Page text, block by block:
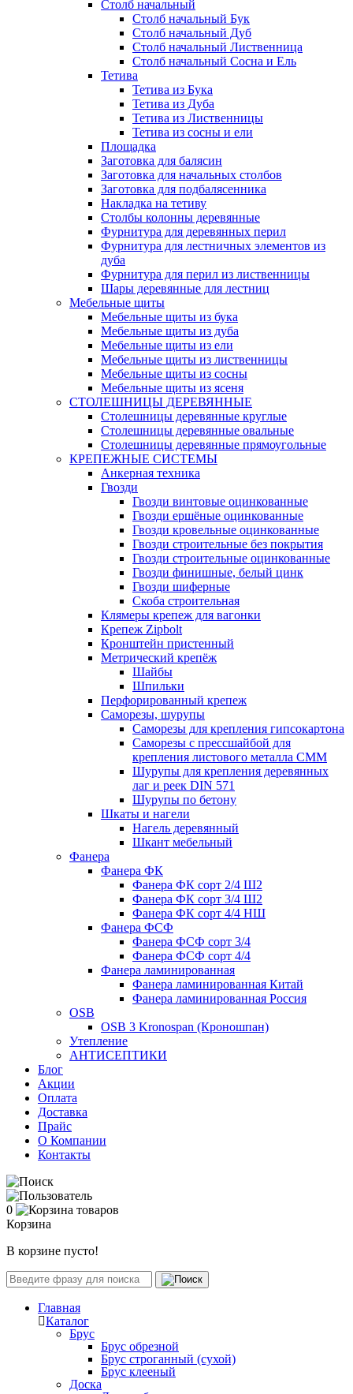
Столб начальный
Столб начальный Бук
Столб начальный Дуб
Столб начальный Лиственница
Столб начальный Сосна и Ель
Тетива
Тетива из Бука
Тетива из Дуба
Тетива из Лиственницы
Тетива из сосны и ели
Площадка
Заготовка для балясин
Заготовка для начальных столбов
Заготовка для подбалясенника
Накладка на тетиву
Столбы колонны деревянные
Фурнитура для деревянных перил
Фурнитура для лестничных элементов из
дуба
Фурнитура для перил из лиственницы
Шары деревянные для лестниц
Мебельные щиты
Мебельные щиты из бука
Мебельные щиты из дуба
Мебельные щиты из ели
Мебельные щиты из лиственницы
Мебельные щиты из сосны
Мебельные щиты из ясеня
СТОЛЕШНИЦЫ ДЕРЕВЯННЫЕ
Столешницы деревянные круглые
Столешницы деревянные овальные
Столешницы деревянные прямоугольные
КРЕПЕЖНЫЕ СИСТЕМЫ
Анкерная техника
Гвозди
Гвозди винтовые оцинкованные
Гвозди ершёные оцинкованные
Гвозди кровельные оцинкованные
Гвозди строительные без покрытия
Гвозди строительные оцинкованные
Гвозди финишные, белый цинк
Гвозди шиферные
Скоба строительная
Клямеры крепеж для вагонки
Крепеж Zipbolt
Кронштейн пристенный
Метрический крепёж
Шайбы
Шпильки
Перфорированный крепеж
Саморезы, шурупы
Саморезы для крепления гипсокартона
Саморезы с прессшайбой для
крепления листового металла СММ
Шурупы для крепления деревянных
лаг и реек DIN 571
Шурупы по бетону
Шкаты и нагели
Нагель деревянный
Шкант мебельный
Фанера
Фанера ФК
Фанера ФК сорт 2/4 Ш2
Фанера ФК сорт 3/4 Ш2
Фанера ФК сорт 4/4 НШ
Фанера ФСФ
Фанера ФСФ сорт 3/4
Фанера ФСФ сорт 4/4
Фанера ламинированная
Фанера ламинированная Китай
Фанера ламинированная Россия
OSB
OSB 3 Kronospan (Кроношпан)
Утепление
АНТИСЕПТИКИ
Блог
Акции
Оплата
Доставка
Прайс
О Компании
Контакты
0
Корзина
В корзине пусто!
Главная
Каталог
Брус
Брус обрезной
Брус строганный (сухой)
Брус клееный
Доска